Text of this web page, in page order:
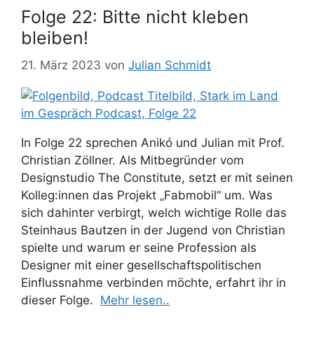
Folge 22: Bitte nicht kleben
bleiben!
21. März 2023 von Julian Schmidt
In Folge 22 sprechen Anikó und Julian mit Prof.
Christian Zöllner. Als Mitbegründer vom
Designstudio The Constitute, setzt er mit seinen
Kolleg:innen das Projekt „Fabmobil“ um. Was
sich dahinter verbirgt, welch wichtige Rolle das
Steinhaus Bautzen in der Jugend von Christian
spielte und warum er seine Profession als
Designer mit einer gesellschaftspolitischen
Einflussnahme verbinden möchte, erfahrt ihr in
dieser Folge. Mehr lesen..